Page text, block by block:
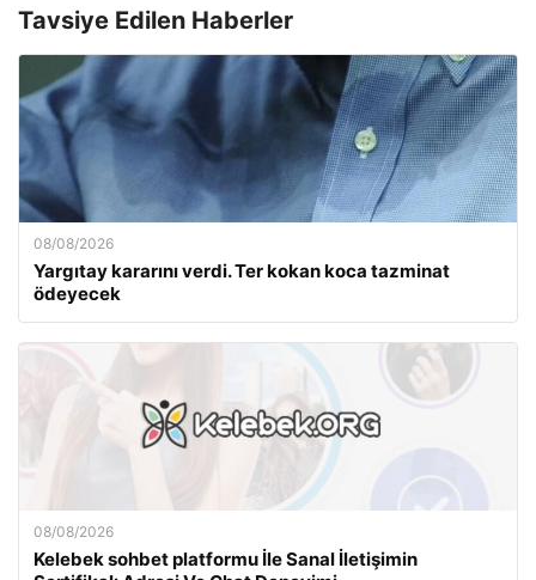
Tavsiye Edilen Haberler
08/08/2026
Yargıtay kararını verdi. Ter kokan koca tazminat
ödeyecek
08/08/2026
Kelebek sohbet platformu İle Sanal İletişimin